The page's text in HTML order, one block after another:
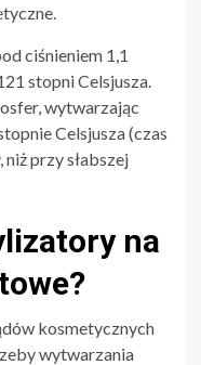
ciśnieniem 1,1
stopni Celsjusza.
wytwarzając
Celsjusza (czas
przy słabszej
na
kosmetycznych
wytwarzania